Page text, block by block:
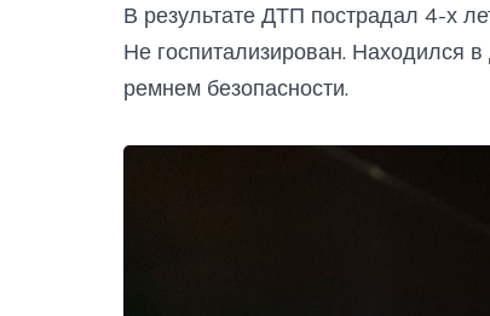
В результате ДТП пострадал 4-х
Не госпитализирован. Находился
ремнем безопасности.